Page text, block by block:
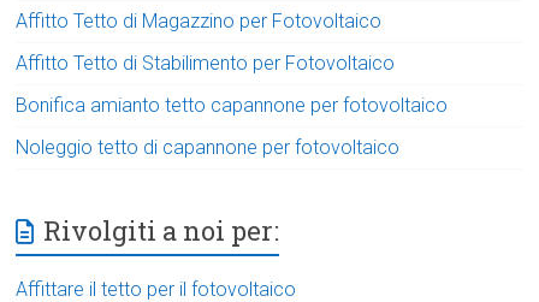
Affitto Tetto di Magazzino per Fotovoltaico
Affitto Tetto di Stabilimento per Fotovoltaico
Bonifica amianto tetto capannone per fotovoltaico
Noleggio tetto di capannone per fotovoltaico
Rivolgiti a noi per:
Affittare il tetto per il fotovoltaico